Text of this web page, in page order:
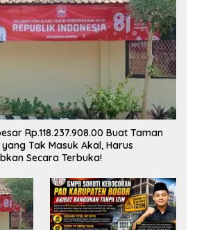
Rp.118.237.908.00 Buat Taman
Tak Masuk Akal, Harus
Secara Terbuka!